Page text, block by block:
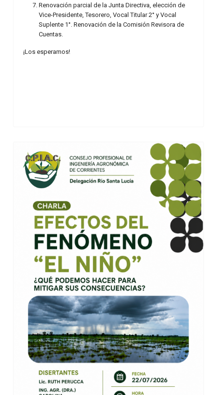
Renovación parcial de la Junta Directiva, elección de
Vice-Presidente, Tesorero, Vocal Titular 2° y Vocal
Suplente 1°. Renovación de la Comisión Revisora de
Cuentas.
¡Los esperamos!